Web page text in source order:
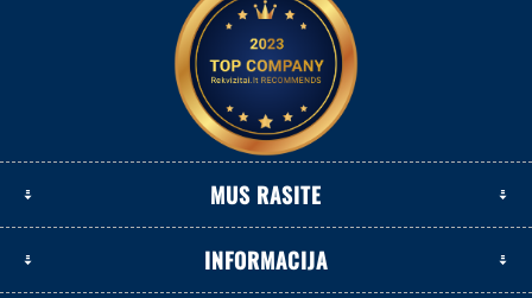
MUS RASITE
INFORMACIJA